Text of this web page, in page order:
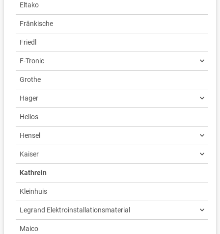
Eltako
Fränkische
Friedl
F-Tronic
Grothe
Hager
Helios
Hensel
Kaiser
Kathrein
Kleinhuis
Legrand Elektroinstallationsmaterial
Maico